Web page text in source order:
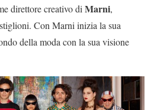
direttore creativo diMarni,
Con Marni inizia la sua
della moda con la sua visione